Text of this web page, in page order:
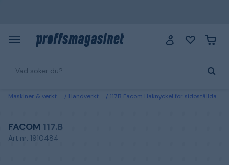
Maskiner & verktyg Handverktyg 117.B Facom Haknyckel för sidoställda hål
FACOM 117.B
Art.nr: 1910484